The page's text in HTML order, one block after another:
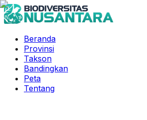
Beranda
Provinsi
Takson
Bandingkan
Peta
Tentang